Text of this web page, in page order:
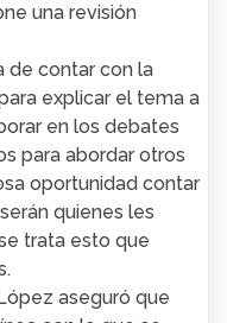
una revisión
de contar con la
explicar el tema a
en los debates
para abordar otros
oportunidad contar
quienes les
trata esto que
aseguró que